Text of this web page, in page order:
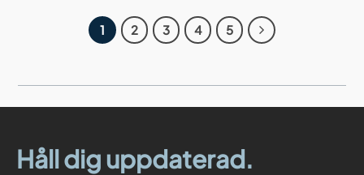
1 2 3 4 5
Håll dig uppdaterad.